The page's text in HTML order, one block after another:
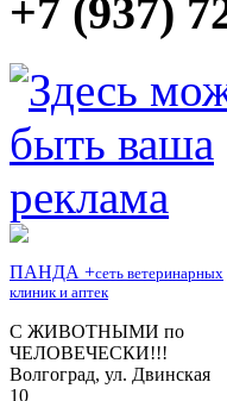
+7 (937)